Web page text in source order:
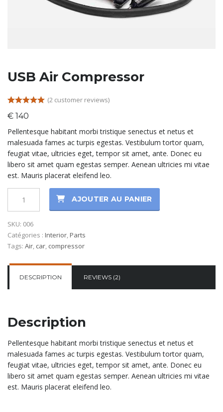
USB Air Compressor
out of 5
customer
ratings
(2customer reviews)
€ 140
Pellentesque habitant morbi tristique senectus et netus et
malesuada fames ac turpis egestas. Vestibulum tortor quam,
feugiat vitae, ultricies eget, tempor sit amet, ante. Donec eu
libero sit amet quam egestas semper. Aenean ultricies mi vitae
est. Mauris placerat eleifend leo.
AJOUTER AU PANIER
SKU: 006
Catégories : Interior,Parts
Tags: Air, car, compressor
DESCRIPTION REVIEWS (2)
Description
Pellentesque habitant morbi tristique senectus et netus et
malesuada fames ac turpis egestas. Vestibulum tortor quam,
feugiat vitae, ultricies eget, tempor sit amet, ante. Donec eu
libero sit amet quam egestas semper. Aenean ultricies mi vitae
est. Mauris placerat eleifend leo.